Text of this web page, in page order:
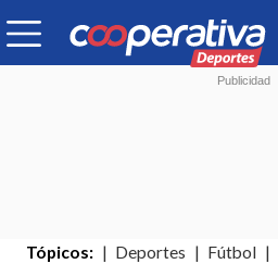
Tópicos: Deportes Fútbol